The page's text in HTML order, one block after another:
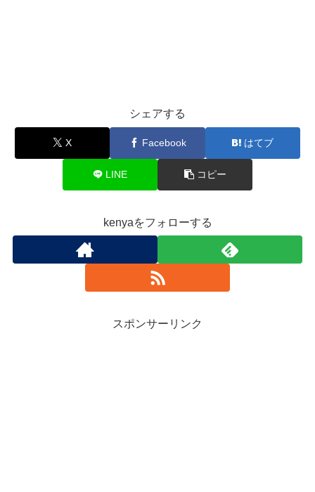
シェアする
X Facebook はてブ
LINE コピー
kenyaをフォローする
スポンサーリンク